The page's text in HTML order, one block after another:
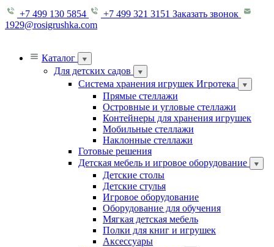
+7 499 130 5854 +7 499 321 3151 Заказать звонок
1929@rosigrushka.com
Каталог
Для детских садов
Система хранения игрушек Игротека
Прямые стеллажи
Островные и угловые стеллажи
Контейнеры для хранения игрушек
Мобильные стеллажи
Наклонные стеллажи
Готовые решения
Детская мебель и игровое оборудование
Детские столы
Детские стулья
Игровое оборудование
Оборудование для обучения
Мягкая детская мебель
Полки для книг и игрушек
Аксессуары